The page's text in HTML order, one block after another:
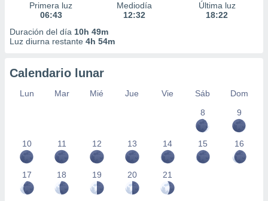
Primera luz
06:43
Mediodía
12:32
Última luz
18:22
Duración del día 10h 49m
Luz diurna restante 4h 54m
Calendario lunar
Lun Mar Mié Jue Vie Sáb
Dom
8
9
10 11 12 13 14 15 16
17 18 19 20 21